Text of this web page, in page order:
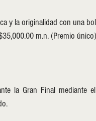
y la originalidad con una
m.n. (Premio único)
la Gran Final mediante